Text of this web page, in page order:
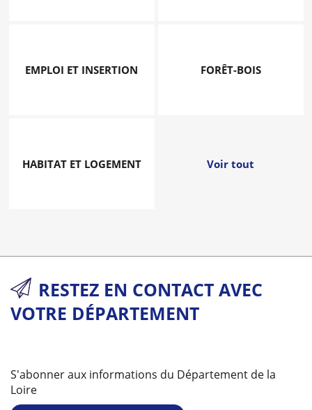
EMPLOI ET INSERTION FORÊT-BOIS
HABITAT ET LOGEMENT Voir tout
RESTEZ EN CONTACT AVEC
VOTRE DÉPARTEMENT
S'abonner aux informations du Département de la
Loire